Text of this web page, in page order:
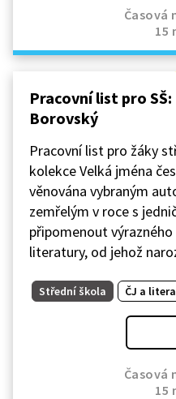
Časová
15
Pracovní list pro
Borovský
Pracovní list pro žáky
kolekce Velká jména
věnována vybraným
zemřelým v roce s
připomenout
literatury, od jehož
Střední škola ČJ a
Časová
15